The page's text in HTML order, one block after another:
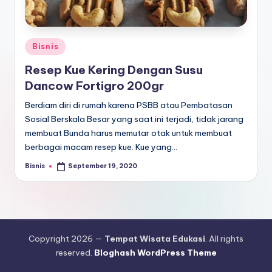
d
u
a
si
Posted
in
Bisnis
Resep Kue Kering Dengan Susu
Dancow Fortigro 200gr
Berdiam diri di rumah karena PSBB atau Pembatasan
Sosial Berskala Besar yang saat ini terjadi, tidak jarang
membuat Bunda harus memutar otak untuk membuat
berbagai macam resep kue. Kue yang…
Posted
Bisnis September 19, 2020
Copyright 2026 — Tempat Wisata Edukasi. All rights
reserved. Bloghash WordPress Theme